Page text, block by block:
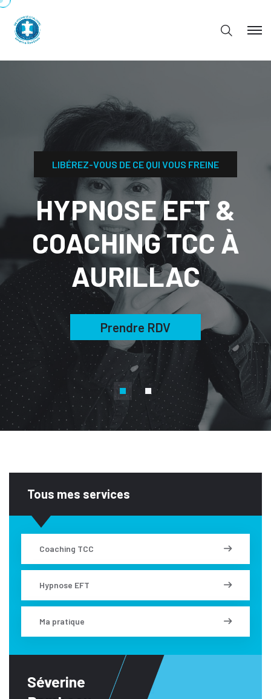
HYPNOSE
COACHING
Prendre RDV
Tous mes services
Coaching TCC
Hypnose EFT
Ma pratique
Séverine